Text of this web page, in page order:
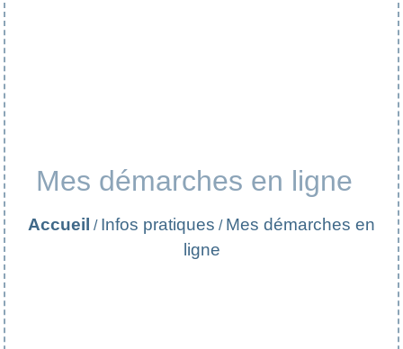
Mes démarches en ligne
Accueil / Infos pratiques / Mes démarches en
ligne